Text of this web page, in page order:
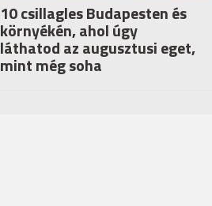
10 csillagles Budapesten és
környékén, ahol úgy
láthatod az augusztusi eget,
mint még soha